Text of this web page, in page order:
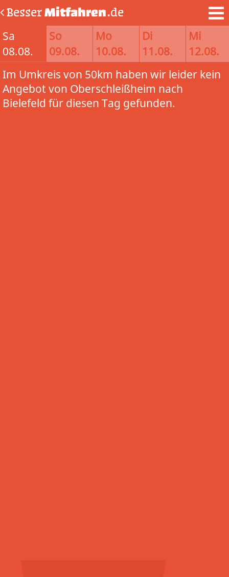
BesserMitfahren.de
Sa
08.08.
So
09.08.
Mo
10.08.
Di
11.08.
Mi
12.08.
Im Umkreis von 50km haben wir leider kein
Angebot von Oberschleißheim nach
Bielefeld für diesen Tag gefunden.